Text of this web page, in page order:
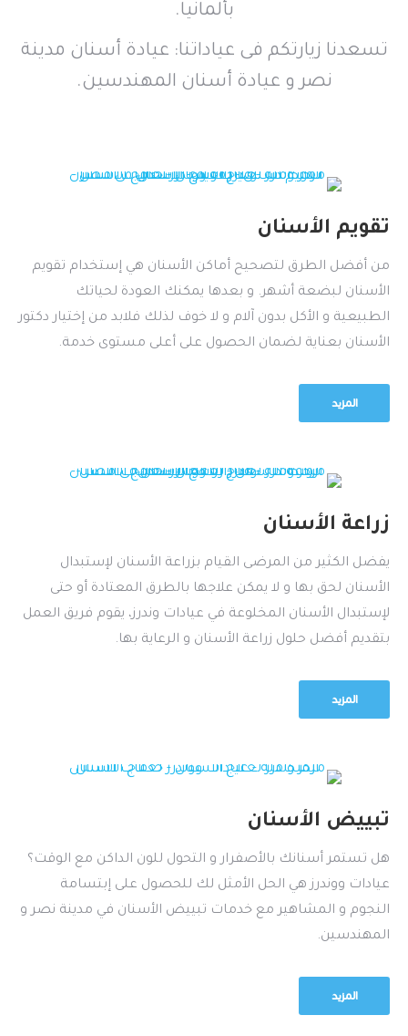
بألمانيا.
تسعدنا زيارتكم فى عياداتنا: عيادة أسنان مدينة
نصر و عيادة أسنان المهندسين.
تقويم الأسنان
من أفضل الطرق لتصحيح أماكن الأسنان هي إستخدام تقويم
الأسنان لبضعة أشهر. و بعدها يمكنك العودة لحياتك
الطبيعية و الأكل بدون آلام و لا خوف لذلك فلابد من إختيار دكتور
الأسنان بعناية لضمان الحصول على أعلى مستوى خدمة.
المزيد
زراعة الأسنان
يفضل الكثير من المرضى القيام بزراعة الأسنان لإستبدال
الأسنان لحق بها و لا يمكن علاجها بالطرق المعتادة أو حتى
لإستبدال الأسنان المخلوعة في عيادات وندرز، يقوم فريق العمل
بتقديم أفضل حلول زراعة الأسنان و الرعاية بها.
المزيد
تبييض الأسنان
هل تستمر أسنانك بالأصفرار و التحول للون الداكن مع الوقت؟
عيادات ووندرز هي الحل الأمثل لك للحصول على إبتسامة
النجوم و المشاهير مع خدمات تبييض الأسنان في مدينة نصر و
المهندسين.
المزيد